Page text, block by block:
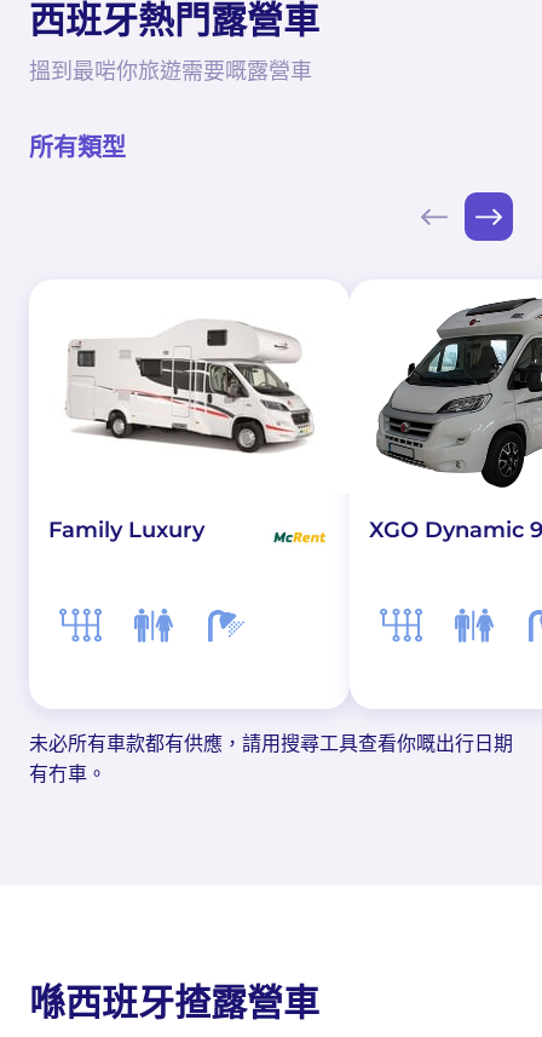
西班牙熱門露營車
搵到最啱你旅遊需要嘅露營車
所有類型
Family Luxury XGO Dynamic
未必所有車款都有供應，請用搜尋工具查看你嘅出行日期
有冇車。
喺西班牙揸露營車